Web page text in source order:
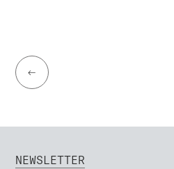
←
NEWSLETTER